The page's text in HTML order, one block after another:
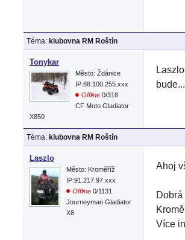
Téma: klubovna RM Roštín
Tonykar
Město: Ždánice
IP:88.100.255.xxx
Offline 0/318
CF Moto Gladiator
X850
Téma: klubovna RM Roštín
Laszlo
Město: Kroměříž
IP:91.217.97.xxx
Offline 0/1131
Journeyman Gladiator
X8
Ahoj
Dobrá
Více